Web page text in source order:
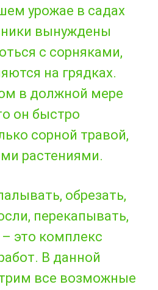
урожае в садах
вынуждены
с сорняками,
на грядках.
в должной мере
он быстро
сорной травой,
растениями.
обрезать,
перекапывать,
это комплекс
В данной
все возможные